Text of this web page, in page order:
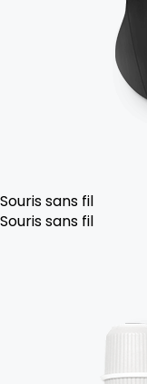
Souris sans fil
Souris sans fil